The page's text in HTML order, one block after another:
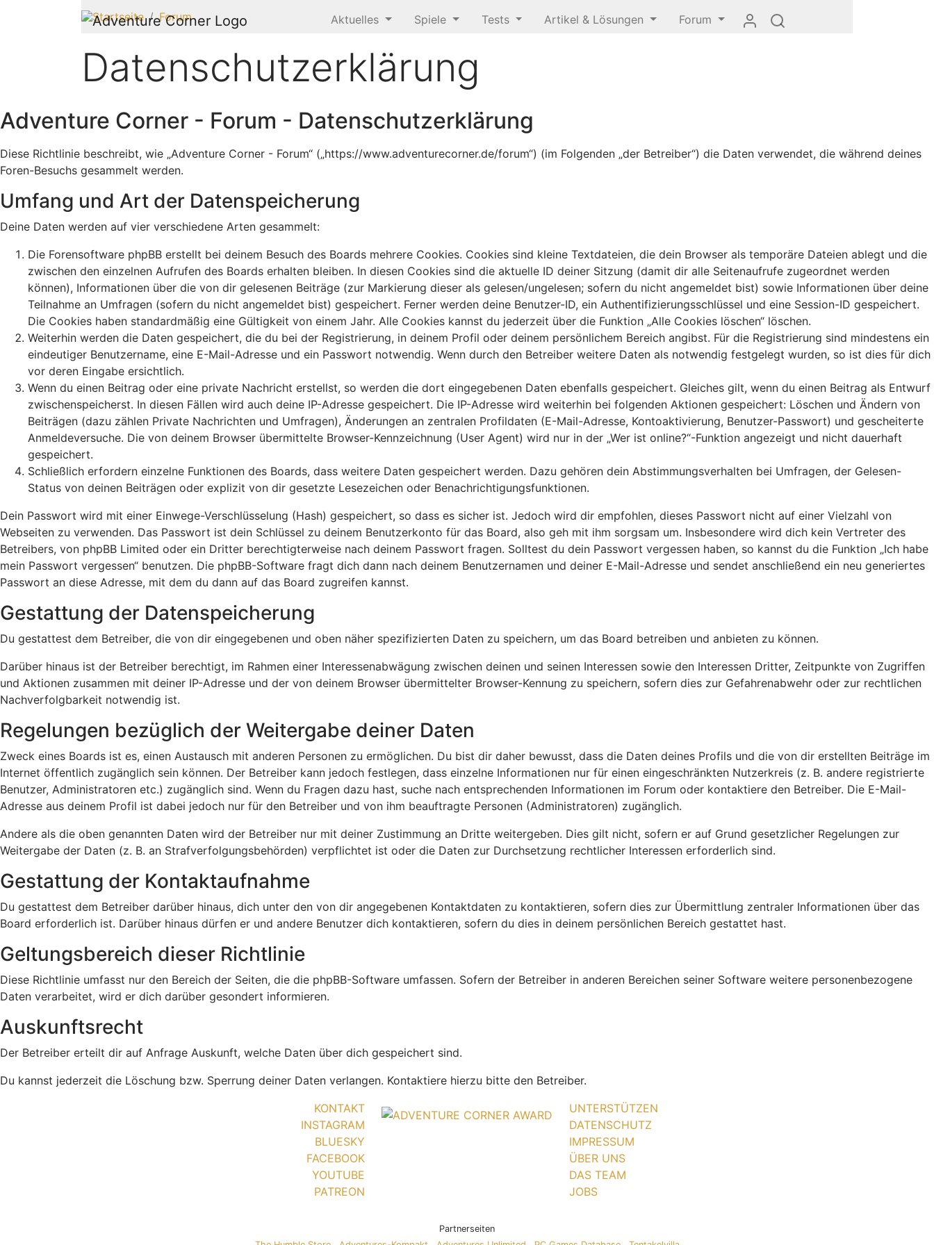
Aktuelles Spiele Tests Artikel & Lösungen Forum
Startseite Forum
Datenschutzerklärung
Adventure Corner - Forum - Datenschutzerklärung
Diese Richtlinie beschreibt, wie „Adventure Corner - Forum“ („https://www.adventurecorner.de/forum“) (im Folgenden „der Betreiber“) die Daten verwendet, die während deines
Foren-Besuchs gesammelt werden.
Umfang und Art der Datenspeicherung
Deine Daten werden auf vier verschiedene Arten gesammelt:
Die Forensoftware phpBB erstellt bei deinem Besuch des Boards mehrere Cookies. Cookies sind kleine Textdateien, die dein Browser als temporäre Dateien ablegt und die
zwischen den einzelnen Aufrufen des Boards erhalten bleiben. In diesen Cookies sind die aktuelle ID deiner Sitzung (damit dir alle Seitenaufrufe zugeordnet werden
können), Informationen über die von dir gelesenen Beiträge (zur Markierung dieser als gelesen/ungelesen; sofern du nicht angemeldet bist) sowie Informationen über deine
Teilnahme an Umfragen (sofern du nicht angemeldet bist) gespeichert. Ferner werden deine Benutzer-ID, ein Authentifizierungsschlüssel und eine Session-ID gespeichert.
Die Cookies haben standardmäßig eine Gültigkeit von einem Jahr. Alle Cookies kannst du jederzeit über die Funktion „Alle Cookies löschen“ löschen.
Weiterhin werden die Daten gespeichert, die du bei der Registrierung, in deinem Profil oder deinem persönlichem Bereich angibst. Für die Registrierung sind mindestens ein
eindeutiger Benutzername, eine E-Mail-Adresse und ein Passwort notwendig. Wenn durch den Betreiber weitere Daten als notwendig festgelegt wurden, so ist dies für dich
vor deren Eingabe ersichtlich.
Wenn du einen Beitrag oder eine private Nachricht erstellst, so werden die dort eingegebenen Daten ebenfalls gespeichert. Gleiches gilt, wenn du einen Beitrag als Entwurf
zwischenspeicherst. In diesen Fällen wird auch deine IP-Adresse gespeichert. Die IP-Adresse wird weiterhin bei folgenden Aktionen gespeichert: Löschen und Ändern von
Beiträgen (dazu zählen Private Nachrichten und Umfragen), Änderungen an zentralen Profildaten (E-Mail-Adresse, Kontoaktivierung, Benutzer-Passwort) und gescheiterte
Anmeldeversuche. Die von deinem Browser übermittelte Browser-Kennzeichnung (User Agent) wird nur in der „Wer ist online?“-Funktion angezeigt und nicht dauerhaft
gespeichert.
Schließlich erfordern einzelne Funktionen des Boards, dass weitere Daten gespeichert werden. Dazu gehören dein Abstimmungsverhalten bei Umfragen, der Gelesen-
Status von deinen Beiträgen oder explizit von dir gesetzte Lesezeichen oder Benachrichtigungsfunktionen.
Dein Passwort wird mit einer Einwege-Verschlüsselung (Hash) gespeichert, so dass es sicher ist. Jedoch wird dir empfohlen, dieses Passwort nicht auf einer Vielzahl von
Webseiten zu verwenden. Das Passwort ist dein Schlüssel zu deinem Benutzerkonto für das Board, also geh mit ihm sorgsam um. Insbesondere wird dich kein Vertreter des
Betreibers, von phpBB Limited oder ein Dritter berechtigterweise nach deinem Passwort fragen. Solltest du dein Passwort vergessen haben, so kannst du die Funktion „Ich habe
mein Passwort vergessen“ benutzen. Die phpBB-Software fragt dich dann nach deinem Benutzernamen und deiner E-Mail-Adresse und sendet anschließend ein neu generiertes
Passwort an diese Adresse, mit dem du dann auf das Board zugreifen kannst.
Gestattung der Datenspeicherung
Du gestattest dem Betreiber, die von dir eingegebenen und oben näher spezifizierten Daten zu speichern, um das Board betreiben und anbieten zu können.
Darüber hinaus ist der Betreiber berechtigt, im Rahmen einer Interessenabwägung zwischen deinen und seinen Interessen sowie den Interessen Dritter, Zeitpunkte von Zugriffen
und Aktionen zusammen mit deiner IP-Adresse und der von deinem Browser übermittelter Browser-Kennung zu speichern, sofern dies zur Gefahrenabwehr oder zur rechtlichen
Nachverfolgbarkeit notwendig ist.
Regelungen bezüglich der Weitergabe deiner Daten
Zweck eines Boards ist es, einen Austausch mit anderen Personen zu ermöglichen. Du bist dir daher bewusst, dass die Daten deines Profils und die von dir erstellten Beiträge im
Internet öffentlich zugänglich sein können. Der Betreiber kann jedoch festlegen, dass einzelne Informationen nur für einen eingeschränkten Nutzerkreis (z. B. andere registrierte
Benutzer, Administratoren etc.) zugänglich sind. Wenn du Fragen dazu hast, suche nach entsprechenden Informationen im Forum oder kontaktiere den Betreiber. Die E-Mail-
Adresse aus deinem Profil ist dabei jedoch nur für den Betreiber und von ihm beauftragte Personen (Administratoren) zugänglich.
Andere als die oben genannten Daten wird der Betreiber nur mit deiner Zustimmung an Dritte weitergeben. Dies gilt nicht, sofern er auf Grund gesetzlicher Regelungen zur
Weitergabe der Daten (z. B. an Strafverfolgungsbehörden) verpflichtet ist oder die Daten zur Durchsetzung rechtlicher Interessen erforderlich sind.
Gestattung der Kontaktaufnahme
Du gestattest dem Betreiber darüber hinaus, dich unter den von dir angegebenen Kontaktdaten zu kontaktieren, sofern dies zur Übermittlung zentraler Informationen über das
Board erforderlich ist. Darüber hinaus dürfen er und andere Benutzer dich kontaktieren, sofern du dies in deinem persönlichen Bereich gestattet hast.
Geltungsbereich dieser Richtlinie
Diese Richtlinie umfasst nur den Bereich der Seiten, die die phpBB-Software umfassen. Sofern der Betreiber in anderen Bereichen seiner Software weitere personenbezogene
Daten verarbeitet, wird er dich darüber gesondert informieren.
Auskunftsrecht
Der Betreiber erteilt dir auf Anfrage Auskunft, welche Daten über dich gespeichert sind.
Du kannst jederzeit die Löschung bzw. Sperrung deiner Daten verlangen. Kontaktiere hierzu bitte den Betreiber.
KONTAKT
INSTAGRAM
BLUESKY
FACEBOOK
YOUTUBE
PATREON
UNTERSTÜTZEN
DATENSCHUTZ
IMPRESSUM
ÜBER UNS
DAS TEAM
JOBS
Partnerseiten